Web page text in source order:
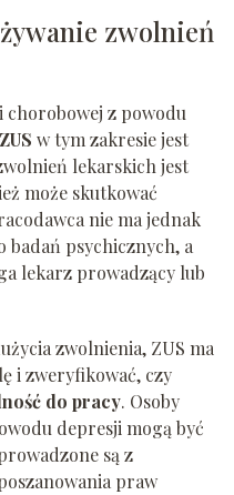
zwolnień
chorobowej z powodu
w tym zakresie jest
lekarskich jest
może skutkować
nie ma jednak
badań psychicznych, a
lekarz prowadzący lub
zwolnienia, ZUS ma
i zweryfikować, czy
do pracy. Osoby
depresji mogą być
są z
praw